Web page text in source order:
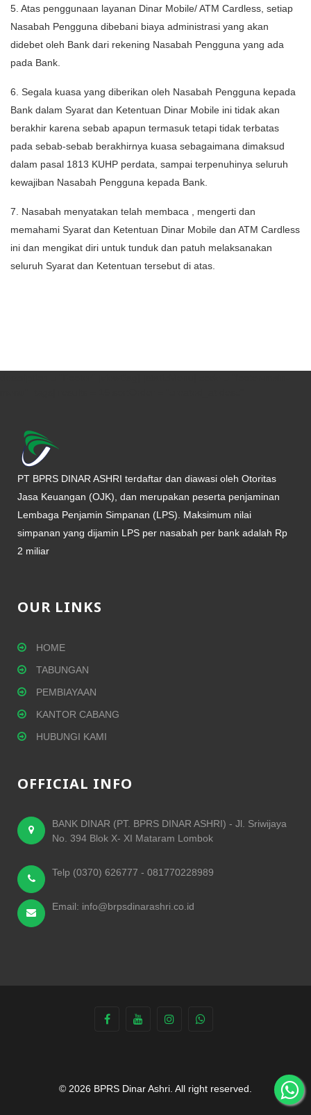
5. Atas penggunaan layanan Dinar Mobile/ ATM Cardless, setiap
Nasabah Pengguna dibebani biaya administrasi yang akan
didebet oleh Bank dari rekening Nasabah Pengguna yang ada
pada Bank.
6. Segala kuasa yang diberikan oleh Nasabah Pengguna kepada
Bank dalam Syarat dan Ketentuan Dinar Mobile ini tidak akan
berakhir karena sebab apapun termasuk tetapi tidak terbatas
pada sebab-sebab berakhirnya kuasa sebagaimana dimaksud
dalam pasal 1813 KUHP perdata, sampai terpenuhinya seluruh
kewajiban Nasabah Pengguna kepada Bank.
7. Nasabah menyatakan telah membaca , mengerti dan
memahami Syarat dan Ketentuan Dinar Mobile dan ATM Cardless
ini dan mengikat diri untuk tunduk dan patuh melaksanakan
seluruh Syarat dan Ketentuan tersebut di atas.
PT BPRS DINAR ASHRI terdaftar dan diawasi oleh Otoritas
Jasa Keuangan (OJK), dan merupakan peserta penjaminan
Lembaga Penjamin Simpanan (LPS). Maksimum nilai
simpanan yang dijamin LPS per nasabah per bank adalah Rp
2 miliar
OUR LINKS
HOME
TABUNGAN
PEMBIAYAAN
KANTOR CABANG
HUBUNGI KAMI
OFFICIAL INFO
BANK DINAR (PT. BPRS DINAR ASHRI) - Jl. Sriwijaya
No. 394 Blok X- XI Mataram Lombok
Telp (0370) 626777 - 081770228989
Email: info@brpsdinarashri.co.id
© 2026 BPRS Dinar Ashri. All right reserved.